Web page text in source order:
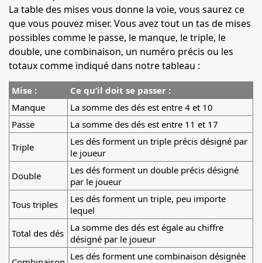
La table des mises vous donne la voie, vous saurez ce
que vous pouvez miser. Vous avez tout un tas de mises
possibles comme le passe, le manque, le triple, le
double, une combinaison, un numéro précis ou les
totaux comme indiqué dans notre tableau :
Mise :
Ce qu’il doit se passer :
Manque
La somme des dés est entre 4 et 10
Passe
La somme des dés est entre 11 et 17
Triple
Les dés forment un triple précis désigné par
le joueur
Double
Les dés forment un double précis désigné
par le joueur
Tous triples
Les dés forment un triple, peu importe
lequel
Total des dés La somme des dés est égale au chiffre
désigné par le joueur
Les dés forment une combinaison désignée